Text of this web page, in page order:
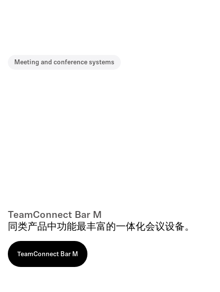
Meeting and conference systems
TeamConnect Bar M
同类产品中功能最丰富的一体化会议设备。
TeamConnect Bar M